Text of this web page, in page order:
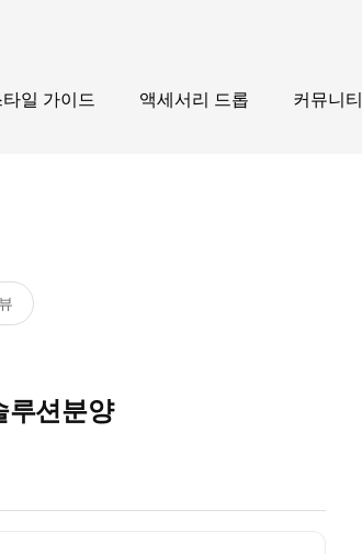
일 가이드 액세서리 드롭 커뮤니티
루션분양